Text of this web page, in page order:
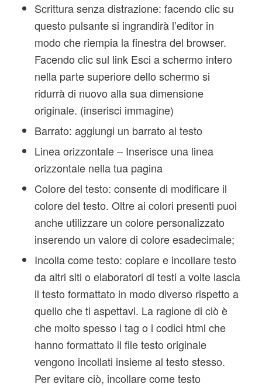
Scrittura senza distrazione: facendo clic su
questo pulsante si ingrandirà l’editor in
modo che riempia la finestra del browser.
Facendo clic sul link Esci a schermo intero
nella parte superiore dello schermo si
ridurrà di nuovo alla sua dimensione
originale. (inserisci immagine)
Barrato: aggiungi un barrato al testo
Linea orizzontale – Inserisce una linea
orizzontale nella tua pagina
Colore del testo: consente di modificare il
colore del testo. Oltre ai colori presenti puoi
anche utilizzare un colore personalizzato
inserendo un valore di colore esadecimale;
Incolla come testo: copiare e incollare testo
da altri siti o elaboratori di testi a volte lascia
il testo formattato in modo diverso rispetto a
quello che ti aspettavi. La ragione di ciò è
che molto spesso i tag o i codici html che
hanno formattato il file testo originale
vengono incollati insieme al testo stesso.
Per evitare ciò, incollare come testo